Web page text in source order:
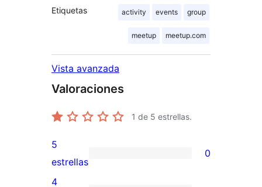
Etiquetas activity events group
meetup meetup.com
Vista avanzada
Valoraciones
1 de 5 estrellas.
0
valoraciones
5
estrellas
0
4